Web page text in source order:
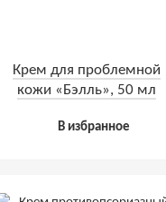
Крем для проблемной
кожи «Бэлль», 50 мл
В избранное